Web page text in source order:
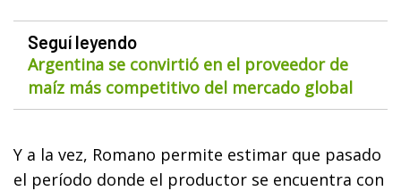
Seguí leyendo
Argentina se convirtió en el proveedor de
maíz más competitivo del mercado global
Y a la vez, Romano permite estimar que pasado
el período donde el productor se encuentra con